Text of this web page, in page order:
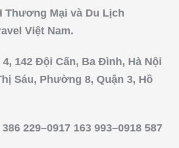
Thương Mại và Du Lịch
Việt Nam.
142 Đội Cấn, Ba Đình, Hà Nội
Sáu, Phường 8, Quận 3, Hồ
229–0917 163 993–0918 587